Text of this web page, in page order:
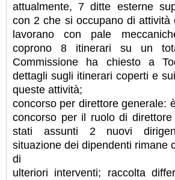
attualmente, 7 ditte esterne
con 2 che si occupano di attività
lavorano con pale
coprono 8 itinerari su un
Commissione ha chiesto a
dettagli sugli itinerari coperti e
queste attività;
concorso per direttore generale:
concorso per il ruolo di
stati assunti 2 nuovi
situazione dei dipendenti rimane
di
ulteriori interventi; raccolta